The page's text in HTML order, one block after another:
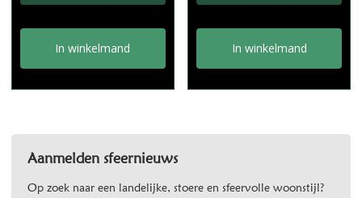
In winkelmand In winkelmand
Aanmelden sfeernieuws
Op zoek naar een landelijke, stoere en sfeervolle woonstijl?